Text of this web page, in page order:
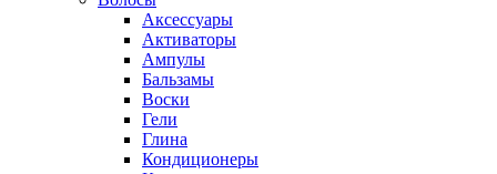
Аксессуары
Активаторы
Ампулы
Бальзамы
Воски
Гели
Глина
Кондиционеры